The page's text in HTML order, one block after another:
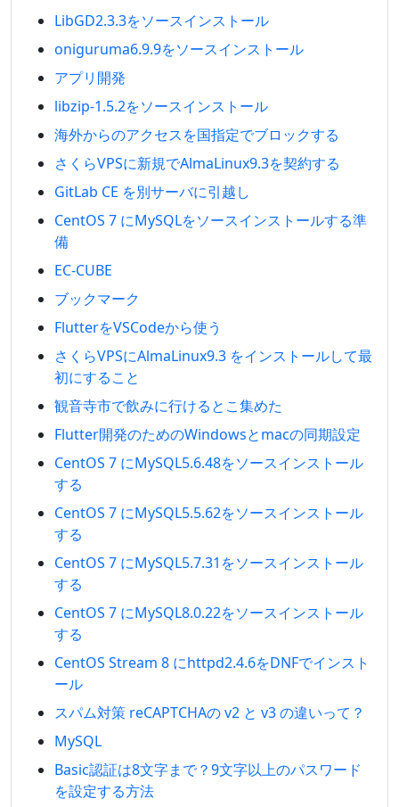
LibGD2.3.3をソースインストール
oniguruma6.9.9をソースインストール
アプリ開発
libzip-1.5.2をソースインストール
海外からのアクセスを国指定でブロックする
さくらVPSに新規でAlmaLinux9.3を契約する
GitLab CE を別サーバに引越し
CentOS 7 にMySQLをソースインストールする準
備
EC-CUBE
ブックマーク
FlutterをVSCodeから使う
さくらVPSにAlmaLinux9.3 をインストールして最
初にすること
観音寺市で飲みに行けるとこ集めた
Flutter開発のためのWindowsとmacの同期設定
CentOS 7 にMySQL5.6.48をソースインストール
する
CentOS 7 にMySQL5.5.62をソースインストール
する
CentOS 7 にMySQL5.7.31をソースインストール
する
CentOS 7 にMySQL8.0.22をソースインストール
する
CentOS Stream 8 にhttpd2.4.6をDNFでインスト
ール
スパム対策 reCAPTCHAの v2 と v3 の違いって？
MySQL
Basic認証は8文字まで？9文字以上のパスワード
を設定する方法